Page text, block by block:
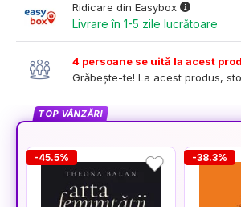
Ridicare din Easybox
Livrare în 1-5 zile lucrătoare
4 persoane se uită la acest
Grăbește-te! La acest produs,
TOP VÂNZĂRI
-45.5% -38.3%